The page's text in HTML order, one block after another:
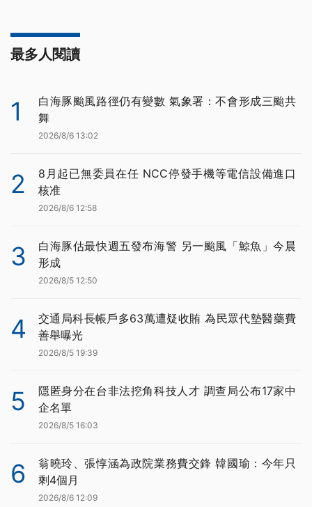
最多人閱讀
1
白海豚颱風路徑仍有變數 氣象署：不會形成三颱共
舞
2026/8/6 13:02
2
8月起已無委員在任 NCC停發手機等電信設備進口
核准
2026/8/6 12:58
3
白海豚估最快週五發布海警 另一颱風「鯨魚」今晨
形成
2026/8/5 12:50
4
交通局科長帳戶多63萬遭疑收賄 為民眾代墊醫藥費
善舉曝光
2026/8/5 19:39
5
隱匿身分在台非法挖角科技人才 調查局公布17家中
企名單
2026/8/5 16:03
6
翁曉玲、張惇涵為政院業務費交鋒 韓國瑜：今年只
剩4個月
2026/8/6 12:09